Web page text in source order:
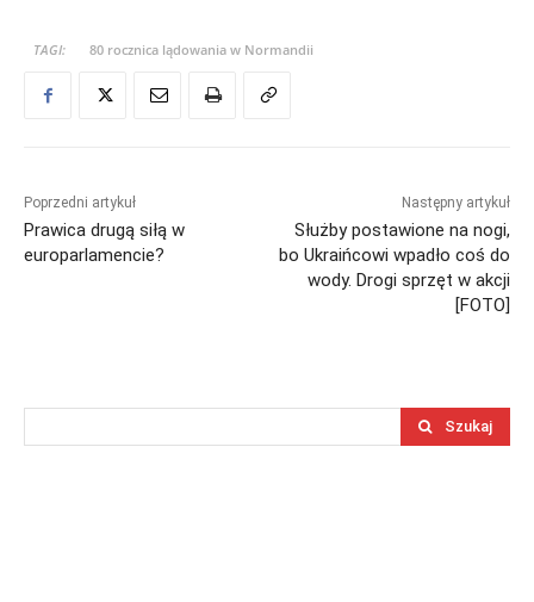
TAGI: 80 rocznica lądowania w Normandii
Poprzedni artykuł
Prawica drugą siłą w
europarlamencie?
Następny artykuł
Służby postawione na nogi,
bo Ukraińcowi wpadło coś do
wody. Drogi sprzęt w akcji
[FOTO]
Szukaj